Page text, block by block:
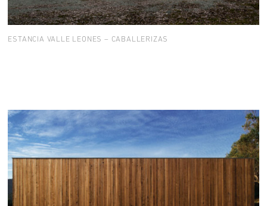
ESTANCIA VALLE LEONES – CABALLERIZAS